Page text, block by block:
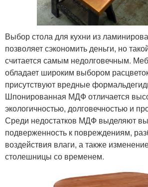
Выбор стола для кухни из
позволяет сэкономить деньги, но
считается самым недолговечным.
обладает широким выбором
присутствуют вредные
Шпонированная МДФ отличается
экологичностью, долговечностью и
Среди недостатков МДФ выделяют
подверженность к повреждениям,
воздействия влаги, а также
столешницы со временем.